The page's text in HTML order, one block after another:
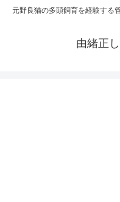
元野良猫の多頭飼育を経験する
由緒正